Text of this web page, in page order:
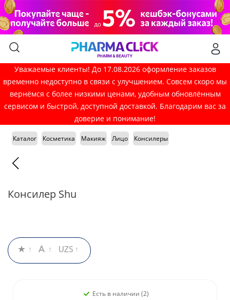
Уважаемые клиенты! До 17.08.2026 оформление заказов
временно недоступно в связи с улучшением. Совсем скоро мы
вернёмся с более низкими ценами, удобным обновлённым
сервисом и быстрой, доступной доставкой. Благодарим вас за
доверие и понимание!
Каталог Косметика Макияж Лицо Консилеры
Консилер Shu
Есть в наличии (2)